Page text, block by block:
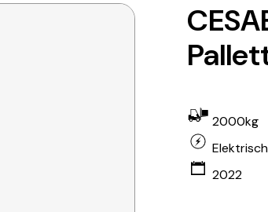
2000kg
Elektrisch
2022